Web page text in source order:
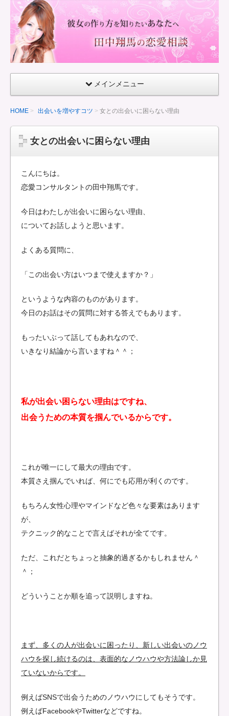
童
貞
で
も
る
彼
作
方
メインメニュー
HOME 出会いを増やすコツ 女との出会いに困らない理由
女との出会いに困らない理由
こんにちは。
恋愛コンサルタントの田中翔馬です。
今日はわたしが出会いに困らない理由、
についてお話しようと思います。
よくある質問に、
「この出会い方はいつまで使えますか？」
というような内容のものがあります。
今日のお話はその質問に対する答えでもあります。
もったいぶって話してもあれなので、
いきなり結論から言いますね＾＾；
私が出会い困らない理由はですね、
出会うための本質を掴んでいるからです。
これが唯一にして最大の理由です。
本質さえ掴んでいれば、何にでも応用が利くのです。
もちろん女性心理やマインドなど色々な要素はあります
が、
テクニック的なことで言えばそれが全てです。
ただ、これだとちょっと抽象的過ぎるかもしれません＾
＾；
どういうことか順を追って説明しますね。
まず、多くの人が出会いに困ったり、新しい出会いのノウ
ハウを探し続けるのは、表面的なノウハウや方法論しか見
ていないからです。
例えばSNSで出会うためのノウハウにしてもそうです。
例えばFacebookやTwitterなどですね。